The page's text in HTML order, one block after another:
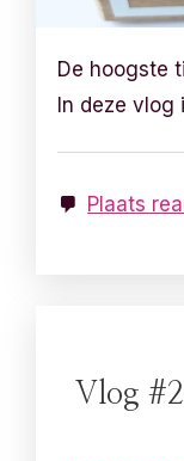
De hoogste
In deze vlog
Plaats
Vlog